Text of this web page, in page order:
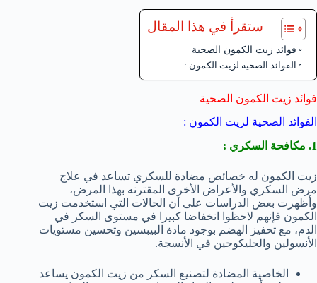
ستقرأ في هذا المقال
فوائد زيت الكمون الصحية
الفوائد الصحية لزيت الكمون :
فوائد زيت الكمون الصحية
الفوائد الصحية لزيت الكمون :
1. مكافحة السكري :
زيت الكمون له خصائص مضادة للسكري تساعد في علاج
مرض السكري والأعراض الأخرى المقترنه بهذا المرض،
وأظهرت بعض الدراسات على أن الحالات التي استخدمت زيت
الكمون فإنهم لاحظوا انخفاضا كبيرا في مستوى السكر في
الدم، مع تحفيز الهضم بوجود مادة البيبسين وتحسين مستويات
الأنسولين والجليكوجين في الأنسجة.
الخاصية المضادة لتصنيع السكر من زيت الكمون يساعد